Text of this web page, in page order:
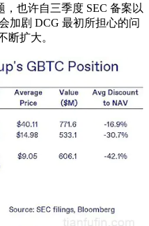
，也许自三季度 SEC 备案以
加剧 DCG 最初所担心的问
断扩大。